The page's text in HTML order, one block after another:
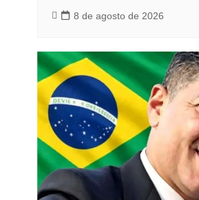
8 de agosto de 2026